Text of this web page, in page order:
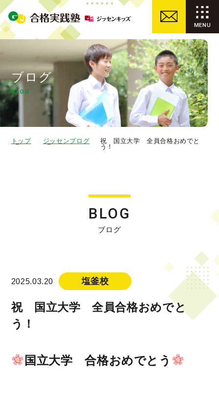
ブログ
BLOG
トップ ジッセンブログ
祝 国立大学 全員合格おめでと
う！
BLOG
ブログ
2025.03.20 塩釜校
祝 国立大学 全員合格おめでと
う！
国立大学 合格おめでとう